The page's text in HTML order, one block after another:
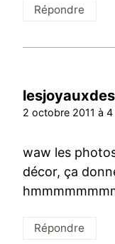
Répondre
2 octobre 2011 à
waw les
décor, ça
Répondre